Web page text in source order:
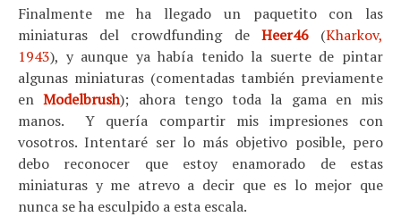
Finalmente me ha llegado un paquetito con las
miniaturas del crowdfunding de Heer46 (Kharkov,
1943), y aunque ya había tenido la suerte de pintar
algunas miniaturas (comentadas también previamente
enModelbrush); ahora tengo toda la gama en mis
manos. Y quería compartir mis impresiones con
vosotros. Intentaré ser lo más objetivo posible, pero
debo reconocer que estoy enamorado de estas
miniaturas y me atrevo a decir que es lo mejor que
nunca se ha esculpido a esta escala.